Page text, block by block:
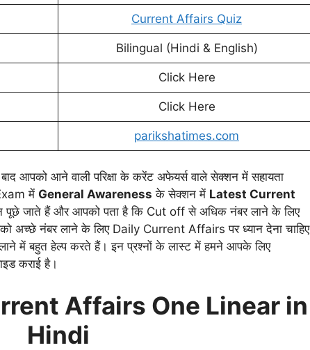
Current Affairs Quiz
Bilingual (Hindi & English)
Click Here
Click Here
parikshatimes.com
आपको आने वाली परिक्षा के करेंट अफेयर्स वाले सेक्शन में सहायता
में General Awareness के सेक्शन में Latest Current
पूछे जाते हैं और आपको पता है कि Cut off से अधिक नंबर लाने के लिए
अच्छे नंबर लाने के लिए Daily Current Affairs पर ध्यान देना चाहिए
में बहुत हेल्प करते हैं। इन प्रश्नों के लास्ट में हमने आपके लिए
कराई है।
Affairs One Linear in
Hindi